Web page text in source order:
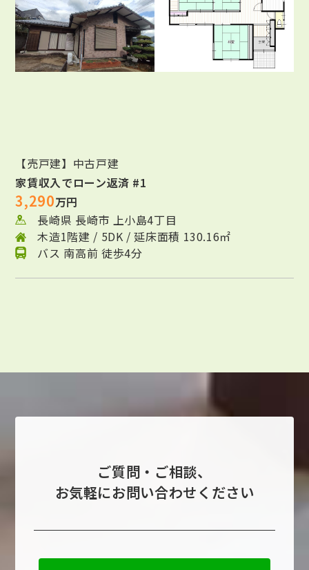
【売戸建】中古戸建
家賃収入でローン返済 #1
3,290万円
長崎県 長崎市 上小島4丁目
木造1階建 / 5DK / 延床面積 130.16㎡
バス 南高前 徒歩4分
ご質問・ご相談、
お気軽にお問い合わせください